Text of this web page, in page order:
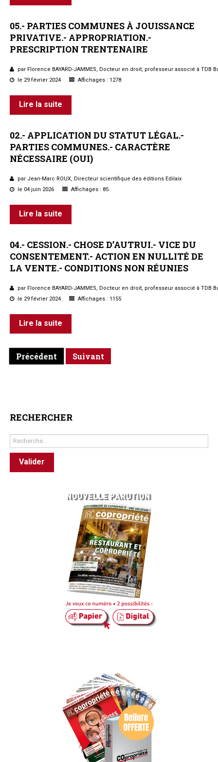
05.- PARTIES COMMUNES À JOUISSANCE
PRIVATIVE.- APPROPRIATION.-
PRESCRIPTION TRENTENAIRE
par Florence BAYARD-JAMMES, Docteur en droit, professeur associé à TDB
le 29 février 2024
Affichages : 1278
Lire la suite
02.- APPLICATION DU STATUT LÉGAL.-
PARTIES COMMUNES.- CARACTÈRE
NÉCESSAIRE (OUI)
par Jean-Marc ROUX, Directeur scientifique des éditions Edilaix
le 04 juin 2026
Affichages : 85
Lire la suite
04.- CESSION.- CHOSE D’AUTRUI.- VICE DU
CONSENTEMENT.- ACTION EN NULLITÉ DE
LA VENTE.- CONDITIONS NON RÉUNIES
par Florence BAYARD-JAMMES, Docteur en droit, professeur associé à TDB
le 29 février 2024
Affichages : 1155
Lire la suite
Précédent Suivant
RECHERCHER
Rechercher
Valider